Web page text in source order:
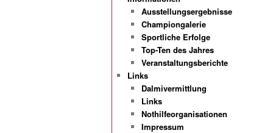
Ausstellungsergebnisse
Championgalerie
Sportliche Erfolge
Top-Ten des Jahres
Veranstaltungsberichte
Links
Dalmivermittlung
Links
Nothilfeorganisationen
Impressum